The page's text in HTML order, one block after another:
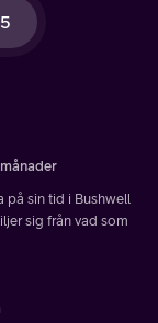
på sin tid i Bushwell
sig från vad som